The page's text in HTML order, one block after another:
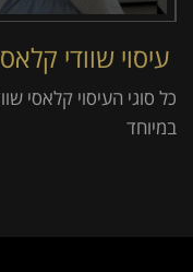
עיסוי שוודי
כל סוגי העיסוי קלאסי
במיוחד